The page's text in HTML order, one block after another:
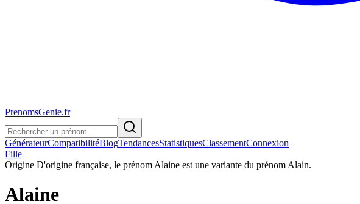
PrenomsGenie.fr
GénérateurCompatibilitéBlogTendancesStatistiquesClassementConnexion
Fille
Origine D'origine française, le prénom Alaine est une variante du prénom Alain.
Alaine